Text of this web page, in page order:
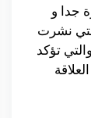
جدا و
نشرت
تؤكد